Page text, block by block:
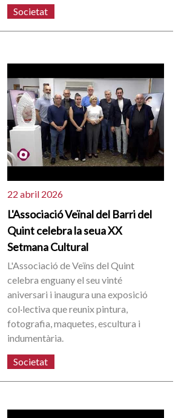
Societat
22 abril 2026
L'Associació Veïnal del Barri del
Quint celebra la seua XX
Setmana Cultural
L'Associació de Veïns del Quint
celebra enguany el seu vinté
aniversari i inaugura una exposició
col·lectiva que reunix pintura,
fotografia, maquetes, escultura i
indumentària.
Societat